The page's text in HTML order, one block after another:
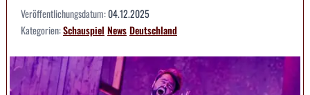
Veröffentlichungsdatum:04.12.2025
Kategorien:Schauspiel NewsDeutschland